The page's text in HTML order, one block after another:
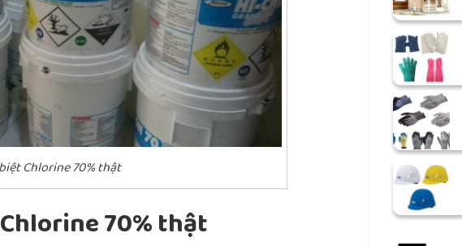
Chlorine 70% thật
70% thật